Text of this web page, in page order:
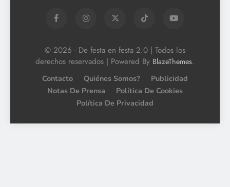
© 2026 - De festa en festa 2.0 | Todos los
derechos reservados | Powered By BlazeThemes.
Contacto Quiénes Somos?
Publicidad
Notas De Prensa
Política De Cookies
Política De Privacidad